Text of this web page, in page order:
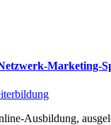
Marketing-
Ausbildung,